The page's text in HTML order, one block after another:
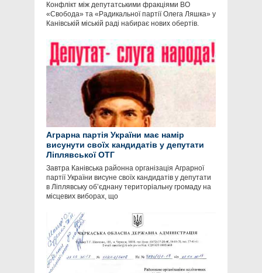
Конфлікт між депутатськими фракціями ВО
«Свобода» та «Радикальної партії Олега Ляшка» у
Канівській міській раді набирає нових обертів.
Аграрна партія України має намір
висунути своїх кандидатів у депутати
Ліплявської ОТГ
Завтра Канівська районна організація Аграрної
партії України висуне своїх кандидатів у депутати
в Ліплявську об’єднану територіальну громаду на
місцевих виборах, що